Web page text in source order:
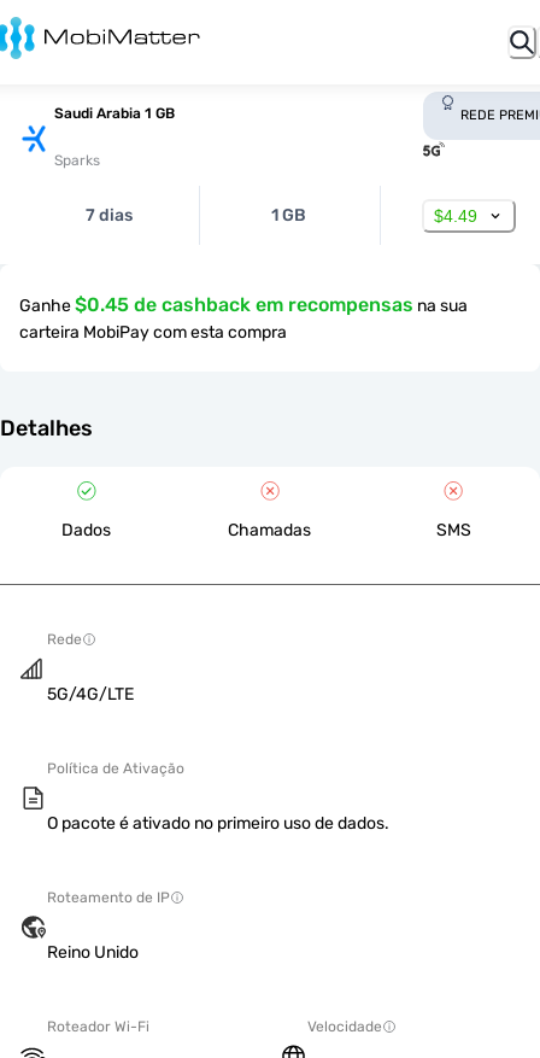
Saudi Arabia 1 GB
Sparks
REDE
7 dias 1 GB $4.49
Ganhe$0.45 de cashback em recompensas na sua
carteira MobiPay com esta compra
Detalhes
Dados Chamadas SMS
Rede
5G/4G/LTE
Política de Ativação
O pacote é ativado no primeiro uso de dados.
Roteamento de IP
Reino Unido
Roteador Wi-Fi Velocidade